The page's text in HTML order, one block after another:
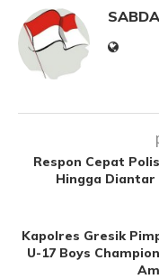
Respon Cepat
Hingga Diantar
Kapolres Gresik
U-17 Boys